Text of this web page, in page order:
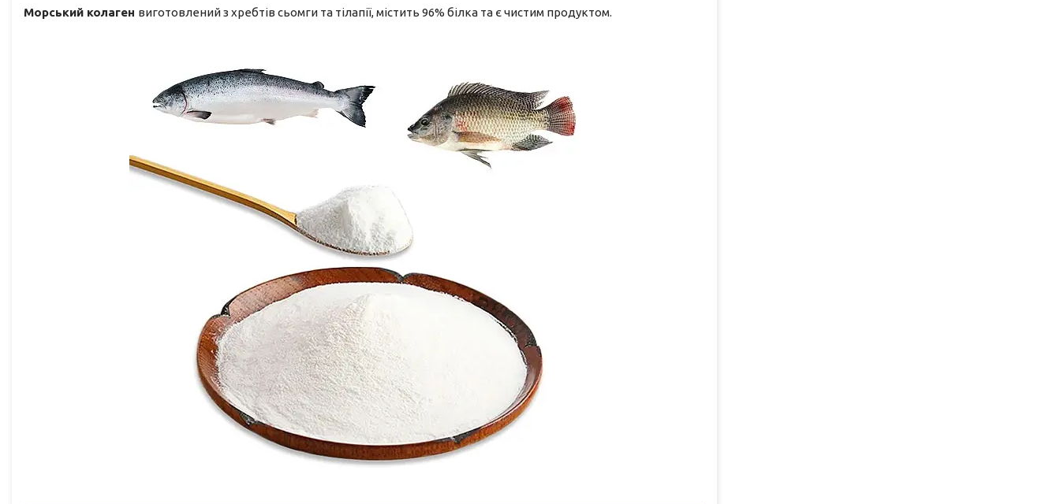
Морський колаген виготовлений з хребтів сьомги та тілапії, містить 96% білка та є чистим продуктом.